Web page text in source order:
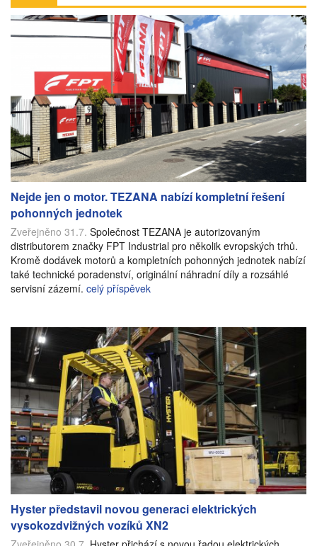
Nejde jen o motor. TEZANA nabízí kompletní řešení
pohonných jednotek
Zveřejněno 31.7. Společnost TEZANA je autorizovaným
distributorem značky FPT Industrial pro několik evropských trhů.
Kromě dodávek motorů a kompletních pohonných jednotek nabízí
také technické poradenství, originální náhradní díly a rozsáhlé
servisní zázemí. celý příspěvek
Hyster představil novou generaci elektrických
vysokozdvižných vozíků XN2